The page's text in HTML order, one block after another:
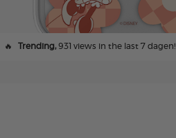
🔥 Trending,931 views in the last 7 dagen!